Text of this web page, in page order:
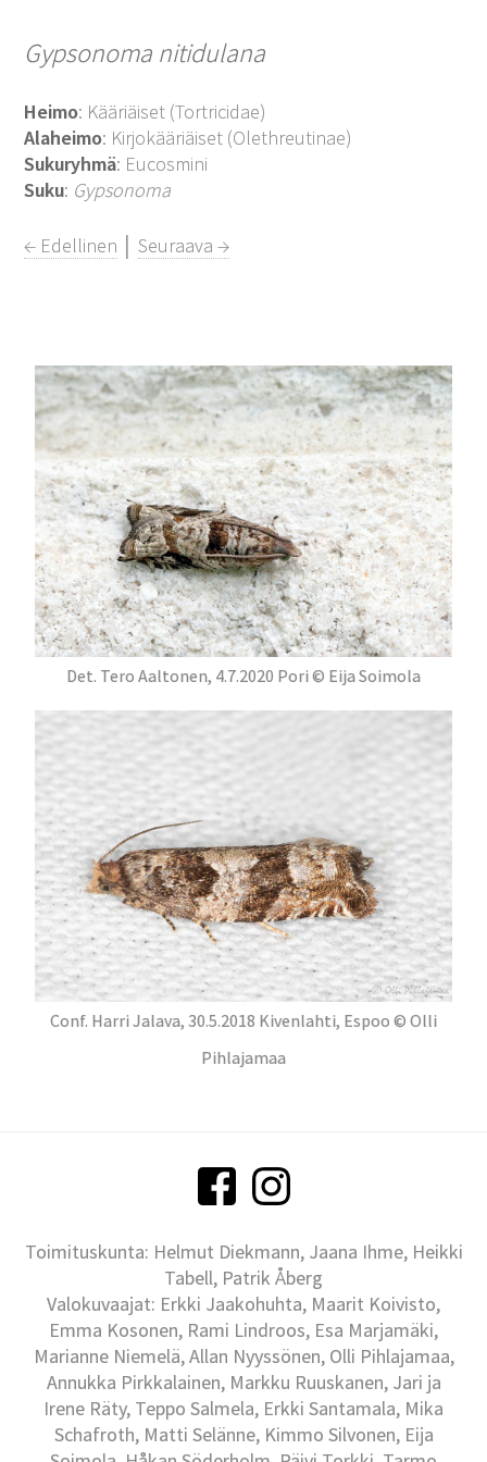
Gypsonoma nitidulana
Heimo: Kääriäiset (Tortricidae)
Alaheimo: Kirjokääriäiset (Olethreutinae)
Sukuryhmä: Eucosmini
Suku: Gypsonoma
← Edellinen │Seuraava →
Det. Tero Aaltonen, 4.7.2020 Pori © Eija Soimola
Conf. Harri Jalava, 30.5.2018 Kivenlahti, Espoo © Olli
Pihlajamaa
Toimituskunta: Helmut Diekmann, Jaana Ihme, Heikki
Tabell, Patrik Åberg
Valokuvaajat: Erkki Jaakohuhta, Maarit Koivisto,
Emma Kosonen, Rami Lindroos, Esa Marjamäki,
Marianne Niemelä, Allan Nyyssönen, Olli Pihlajamaa,
Annukka Pirkkalainen, Markku Ruuskanen, Jari ja
Irene Räty, Teppo Salmela, Erkki Santamala, Mika
Schafroth, Matti Selänne, Kimmo Silvonen, Eija